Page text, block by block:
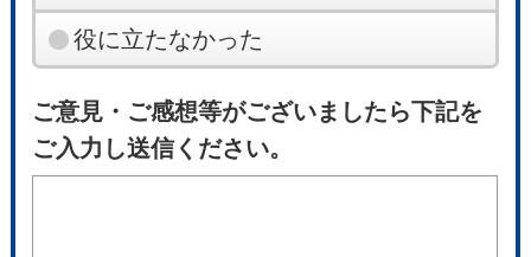
役に立たなかった
ご意見・ご感想等がございましたら下記を
ご入力し送信ください。